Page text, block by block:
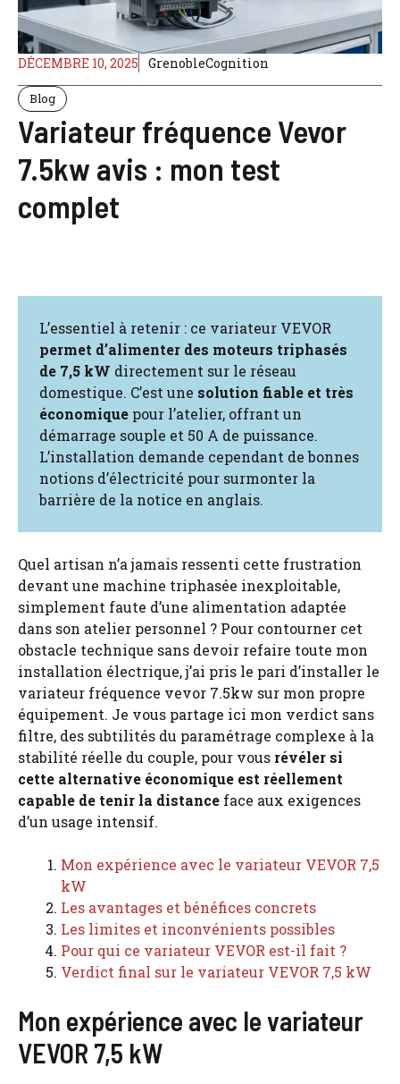
DÉCEMBRE 10, 2025 GrenobleCognition
Blog
Variateur fréquence Vevor
7.5kw avis : mon test
complet
L’essentiel à retenir : ce variateur VEVOR
permet d’alimenter des moteurs triphasés
de 7,5 kW directement sur le réseau
domestique. C’est une solution fiable et très
économique pour l’atelier, offrant un
démarrage souple et 50 A de puissance.
L’installation demande cependant de bonnes
notions d’électricité pour surmonter la
barrière de la notice en anglais.
Quel artisan n’a jamais ressenti cette frustration
devant une machine triphasée inexploitable,
simplement faute d’une alimentation adaptée
dans son atelier personnel ? Pour contourner cet
obstacle technique sans devoir refaire toute mon
installation électrique, j’ai pris le pari d’installer le
variateur fréquence vevor 7.5kw sur mon propre
équipement. Je vous partage ici mon verdict sans
filtre, des subtilités du paramétrage complexe à la
stabilité réelle du couple, pour vous révéler si
cette alternative économique est réellement
capable de tenir la distance face aux exigences
d’un usage intensif.
Mon expérience avec le variateur VEVOR 7,5
kW
Les avantages et bénéfices concrets
Les limites et inconvénients possibles
Pour qui ce variateur VEVOR est-il fait ?
Verdict final sur le variateur VEVOR 7,5 kW
Mon expérience avec le variateur
VEVOR 7,5 kW